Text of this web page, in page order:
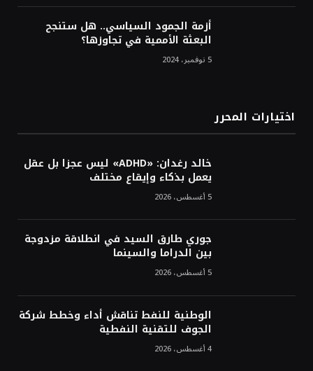
أزمة الجمود السياسي.. هل ستنجح
البعثة الأممية في تجاوزها؟
5 نوفمبر، 2024
اختيارات المحرر
خالد رغدان: «ADHD» ليس عجزا بل عقل
يعمل بذكاء وإيقاع مختلف
5 أغسطس، 2026
جوري طارق السيد في انطلاقة مزدوجة
بين الدراما والسينما
5 أغسطس، 2026
الوطنية للنفط تناقش أداء وخطط شركة
الجوف للتقنية النفطية
4 أغسطس، 2026